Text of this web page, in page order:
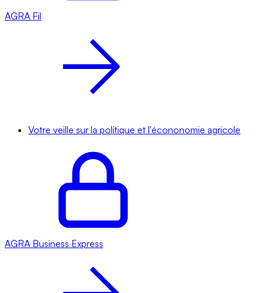
AGRA Fil
Votre veille sur la politique et l'écononomie agricole
AGRA Business Express